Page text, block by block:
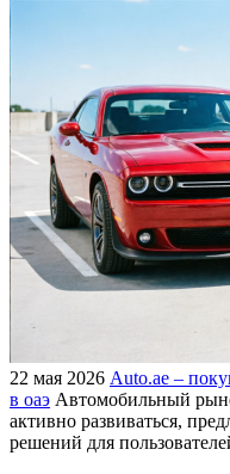
22 мая 2026 Auto.ae –
в оаэ Автомобильный
активно развиваться,
решений для